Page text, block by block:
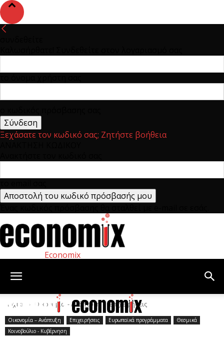
Ξεχάσατε τον κωδικό σας; Ζητήστε βοήθεια
Economix
Αρχική Οικονομία – Ανάπτυξη Επιχειρήσεις
Οικονομία – Ανάπτυξη Επιχειρήσεις Ευρωπαϊκά προγράμματα
Θεσμικά
Κοινοβούλιο - Κυβέρνηση